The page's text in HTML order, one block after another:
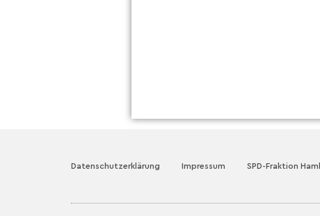
Datenschutzerklärung Impressum SPD-Fraktion